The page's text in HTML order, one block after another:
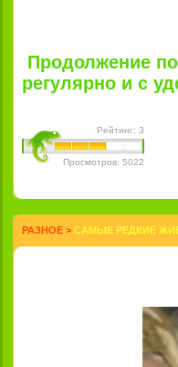
Продолжение
регулярно и с
Рейтинг: 3
Просмотров: 5022
РАЗНОЕ > САМЫЕ РЕДКИЕ